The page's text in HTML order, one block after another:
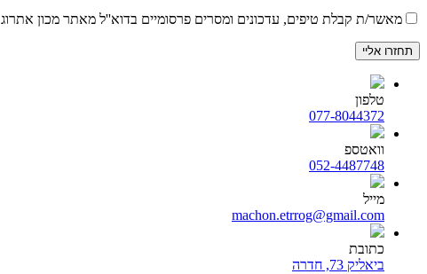
מאשר/ת קבלת טיפים, עדכונים ומסרים פרסומיים בדוא''ל מאתר מכון אתרוג
טלפון
077-8044372
וואטספ
052-4487748
מייל
machon.etrrog@gmail.com
כתובת
ביאליק 73, חדרה